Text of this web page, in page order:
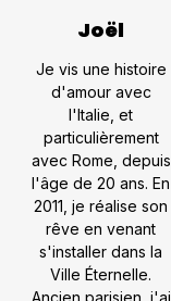
Joël
Je vis une histoire
d'amour avec
l'Italie, et
particulièrement
avec Rome, depuis
l'âge de 20 ans. En
2011, je réalise son
rêve en venant
s'installer dans la
Ville Éternelle.
Ancien parisien, j'ai